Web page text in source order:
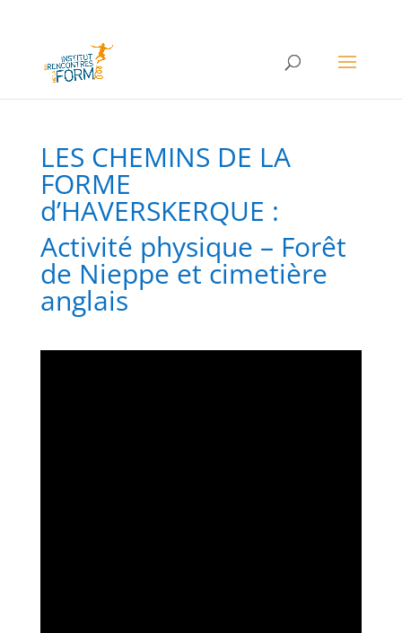
LES CHEMINS DE LA
FORME
d’HAVERSKERQUE :
Activité physique – Forêt
de Nieppe et cimetière
anglais